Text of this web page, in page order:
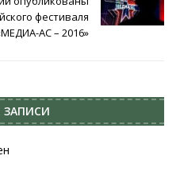
фестиваля
АС – 2016»
ЗАПИСИ